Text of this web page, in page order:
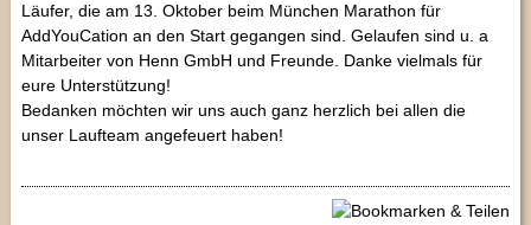
Läufer, die am 13. Oktober beim München Marathon für
AddYouCation an den Start gegangen sind. Gelaufen sind u. a
Mitarbeiter von Henn GmbH und Freunde. Danke vielmals für
eure Unterstützung!
Bedanken möchten wir uns auch ganz herzlich bei allen die
unser Laufteam angefeuert haben!